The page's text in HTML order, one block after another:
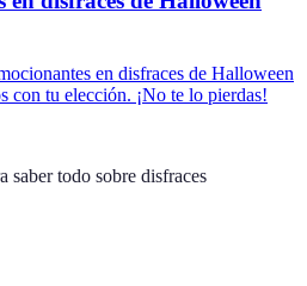
en disfraces de Halloween
con tu elección. ¡No te lo pierdas!
saber todo sobre disfraces